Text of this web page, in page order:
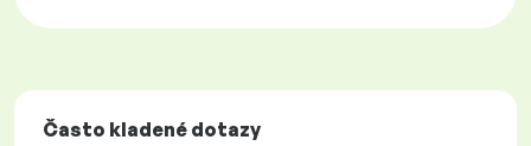
Často kladené dotazy